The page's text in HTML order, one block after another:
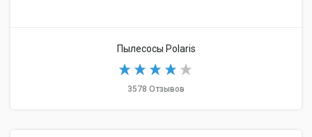
Пылесосы Polaris
3578 Отзывов